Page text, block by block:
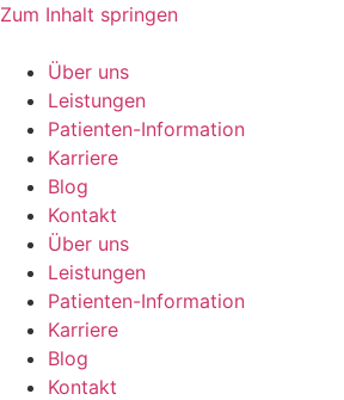
Zum Inhalt springen
Über uns
Leistungen
Patienten-Information
Karriere
Blog
Kontakt
Über uns
Leistungen
Patienten-Information
Karriere
Blog
Kontakt